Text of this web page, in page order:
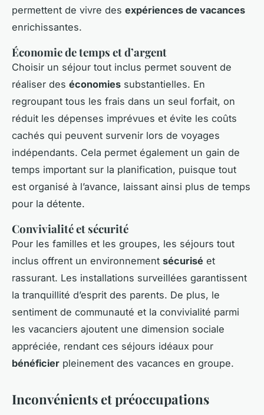
permettent de vivre des expériences de vacances
enrichissantes.
Économie de temps et d’argent
Choisir un séjour tout inclus permet souvent de
réaliser des économies substantielles. En
regroupant tous les frais dans un seul forfait, on
réduit les dépenses imprévues et évite les coûts
cachés qui peuvent survenir lors de voyages
indépendants. Cela permet également un gain de
temps important sur la planification, puisque tout
est organisé à l’avance, laissant ainsi plus de temps
pour la détente.
Convivialité et sécurité
Pour les familles et les groupes, les séjours tout
inclus offrent un environnement sécurisé et
rassurant. Les installations surveillées garantissent
la tranquillité d’esprit des parents. De plus, le
sentiment de communauté et la convivialité parmi
les vacanciers ajoutent une dimension sociale
appréciée, rendant ces séjours idéaux pour
bénéficier pleinement des vacances en groupe.
Inconvénients et préoccupations